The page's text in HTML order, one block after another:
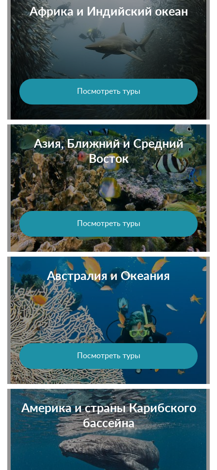
Африка и Индийский океан
Посмотреть туры
Азия, Ближний и Средний
Восток
Посмотреть туры
Австралия и Океания
Посмотреть туры
Америка и страны Карибского
бассейна